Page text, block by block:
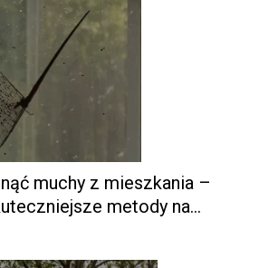
muchy z mieszkania –
metody na